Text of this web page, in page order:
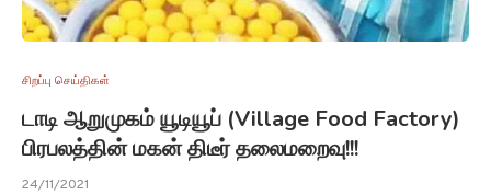
சிறப்பு செய்திகள்
டாடி ஆறுமுகம் யூடியூப் (Village Food Factory)
பிரபலத்தின் மகன் திடீர் தலைமறைவு!!!
24/11/2021